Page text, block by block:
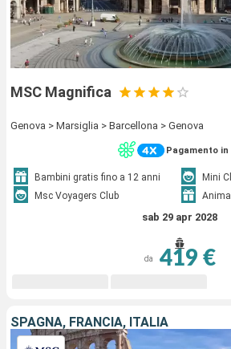
MSC Magnifica
Genova > Marsiglia > Barcellona > Genova
Pagamento in
Bambini gratis fino a 12 anni
Mini
Msc Voyagers Club
sab 29 apr 2028
da 419 €
SPAGNA, FRANCIA, ITALIA